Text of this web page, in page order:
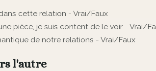
cette relation - Vrai/Faux
pièce, je suis content de le voir - Vrai/
de notre relations - Vrai/Faux
l'autre